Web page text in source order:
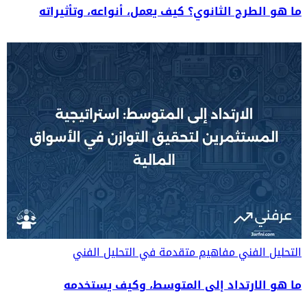
ما هو الطرح الثانوي؟ كيف يعمل، أنواعه، وتأثيراته
التحليل الفنيمفاهيم متقدمة في التحليل الفني
ما هو الارتداد إلى المتوسط، وكيف يستخدمه